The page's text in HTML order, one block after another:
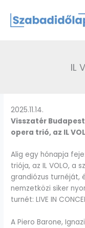
content
IL
2025.11.14.
Visszatér
opera trió, az IL
Alig egy hónapja
triója, az IL VOLO, a
grandiózus turnéját,
nemzetközi siker
turnét: LIVE IN
A Piero Barone,